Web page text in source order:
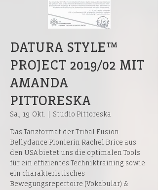
DATURA STYLE™
PROJECT 2019/02 MIT
AMANDA
PITTORESKA
Sa., 19. Okt. Studio Pittoreska
Das Tanzformat der Tribal Fusion
Bellydance Pionierin Rachel Brice aus
den USA bietet uns die optimalen Tools
für ein effizientes Techniktraining sowie
ein charakteristisches
Bewegungsrepertoire (Vokabular) &